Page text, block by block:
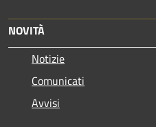
NOVITÀ
Notizie
Comunicati
Avvisi